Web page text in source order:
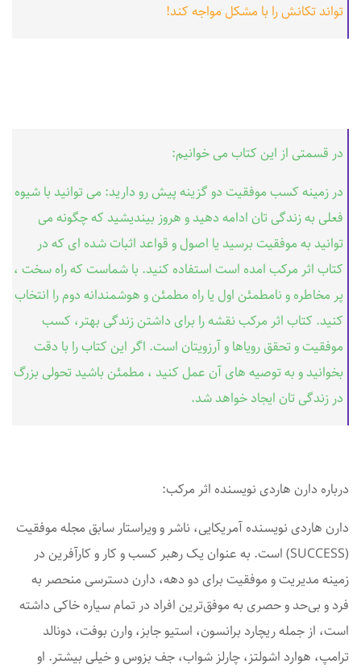
تواند تکانش را با مشکل مواجه کند!
در قسمتی از این کتاب می خوانیم:
در زمینه کسب موفقیت دو گزینه پیش رو دارید: می توانید با شیوه
فعلی به زندگی تان ادامه دهید و هروز بیندیشید که چگونه می
توانید به موفقیت برسید یا اصول و قواعد اثبات شده ای که در
کتاب اثر مرکب امده است استفاده کنید. با شماست که راه سخت ،
پر مخاطره و نامطمئن اول یا راه مطمئن و هوشمندانه دوم را انتخاب
کنید. کتاب اثر مرکب نقشه را برای داشتن زندگی بهتر، کسب
موفقیت و تحقق رویاها و آرزویتان است. اگر این کتاب را با دقت
بخوانید و به توصیه های آن عمل کنید ، مطمئن باشید تحولی بزرگ
در زندگی تان ایجاد خواهد شد.
درباره دارن هاردی نویسنده اثر مرکب:
دارن هاردی نویسنده آمریکایی، ناشر و ویراستار سابق مجله موفقیت
(SUCCESS) است. به عنوان یک رهبر کسب و کار و کارآفرین در
زمینه مدیریت و موفقیت برای دو دهه، دارن دسترسی منحصر به
فرد و بی‌حد و حصری به موفق‌ترین افراد در تمام سیاره خاکی داشته
است، از جمله ریچارد برانسون، استیو جابز، وارن بوفت، دونالد
ترامپ، هوارد اشولتز، چارلز شواب، جف بزوس و خیلی بیشتر. او